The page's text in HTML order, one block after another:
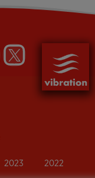
2023 2022